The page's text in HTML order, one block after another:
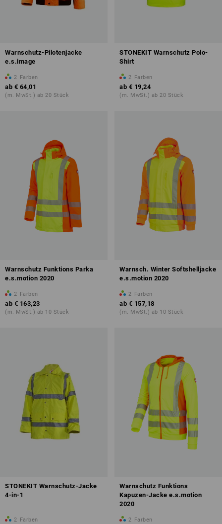
Warnschutz-Pilotenjacke
e.s.image
2 Farben
ab € 64,01
(m. MwSt.) ab 20 Stück
STONEKIT Warnschutz Polo-
Shirt
2 Farben
ab € 19,24
(m. MwSt.) ab 20 Stück
Warnschutz Funktions Parka
e.s.motion 2020
2 Farben
ab € 163,23
(m. MwSt.) ab 10 Stück
Warnsch. Winter Softshelljacke
e.s.motion 2020
2 Farben
ab € 157,18
(m. MwSt.) ab 10 Stück
STONEKIT Warnschutz-Jacke
4-in-1
2 Farben
Warnschutz Funktions
Kapuzen-Jacke e.s.motion
2020
2 Farben